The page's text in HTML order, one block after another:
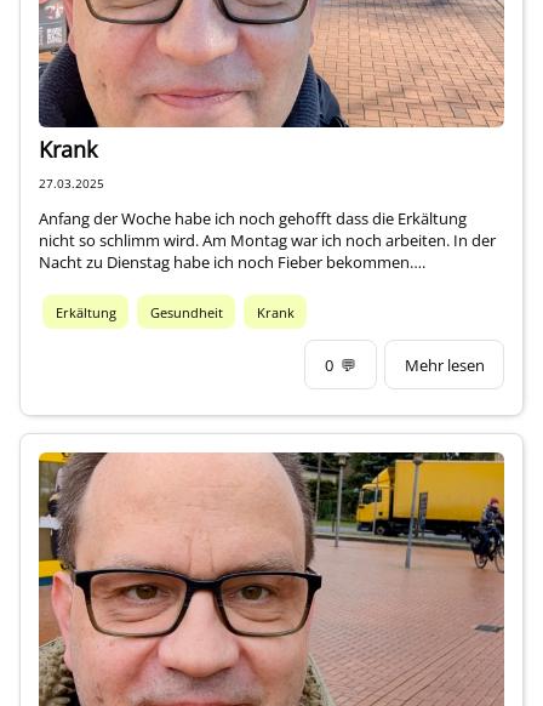
Krank
27.03.2025
Anfang der Woche habe ich noch gehofft dass die Erkältung
nicht so schlimm wird. Am Montag war ich noch arbeiten. In der
Nacht zu Dienstag habe ich noch Fieber bekommen….
Erkältung Gesundheit Krank
0 💬 Mehr lesen